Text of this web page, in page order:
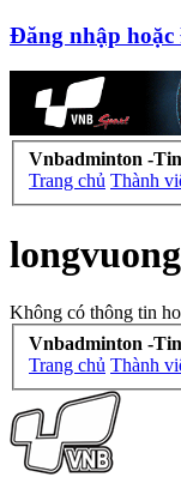
Đăng nhập
Vnbadminton -
Trang chủ Thành
Không có thông tin
Vnbadminton -
Trang chủ Thành